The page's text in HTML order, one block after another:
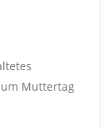
Muttertag